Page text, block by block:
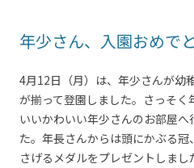
年少さん、入園おめで
4月12日（月）は、年少さんが幼
が揃って登園しました。さっそ
いいかわいい年少さんのお部屋
た。年長さんからは頭にかぶる
さげるメダルをプレゼントしま